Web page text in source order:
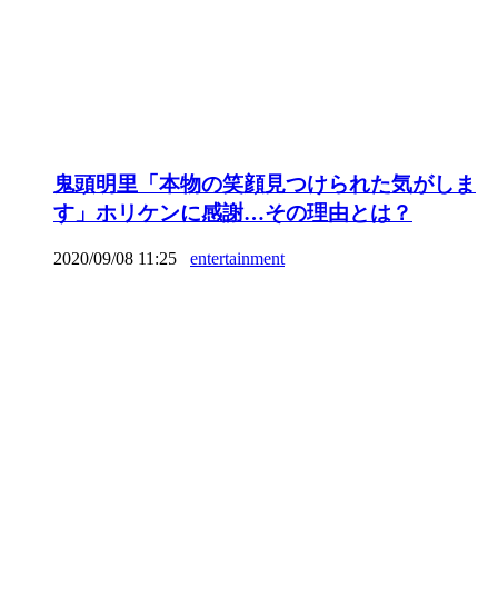
鬼頭明里「本物の笑顔見つけられた気がしま
す」ホリケンに感謝…その理由とは？
2020/09/08 11:25 entertainment